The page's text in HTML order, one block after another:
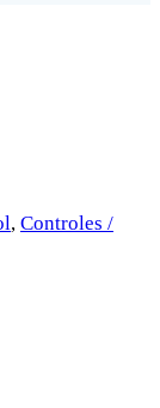
, Controles /